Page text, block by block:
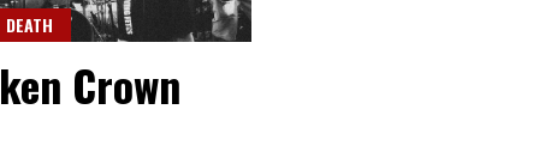
DEATH
Crown